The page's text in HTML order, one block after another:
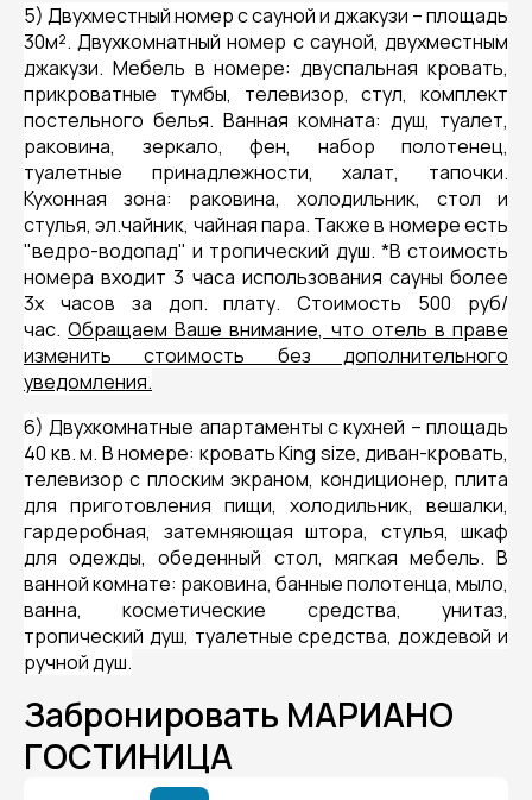
5) Двухместный номер с сауной и джакузи – площадь
30м². Двухкомнатный номер с сауной, двухместным
джакузи. Мебель в номере: двуспальная кровать,
прикроватные тумбы, телевизор, стул, комплект
постельного белья. Ванная комната: душ, туалет,
раковина, зеркало, фен, набор полотенец,
туалетные принадлежности, халат, тапочки.
Кухонная зона: раковина, холодильник, стол и
стулья, эл.чайник, чайная пара. Также в номере есть
"ведро-водопад" и тропический душ. *В стоимость
номера входит 3 часа использования сауны более
3х часов за доп. плату. Стоимость 500 руб/
час.Обращаем Ваше внимание, что отель в праве
изменить стоимость без дополнительного
уведомления.
6) Двухкомнатные апартаменты с кухней – площадь
40 кв. м. В номере: кровать King size, диван-кровать,
телевизор с плоским экраном, кондиционер, плита
для приготовления пищи, холодильник, вешалки,
гардеробная, затемняющая штора, стулья, шкаф
для одежды, обеденный стол, мягкая мебель. В
ванной комнате: раковина, банные полотенца, мыло,
ванна, косметические средства, унитаз,
тропический душ, туалетные средства, дождевой и
ручной душ.
Забронировать МАРИАНО
ГОСТИНИЦА